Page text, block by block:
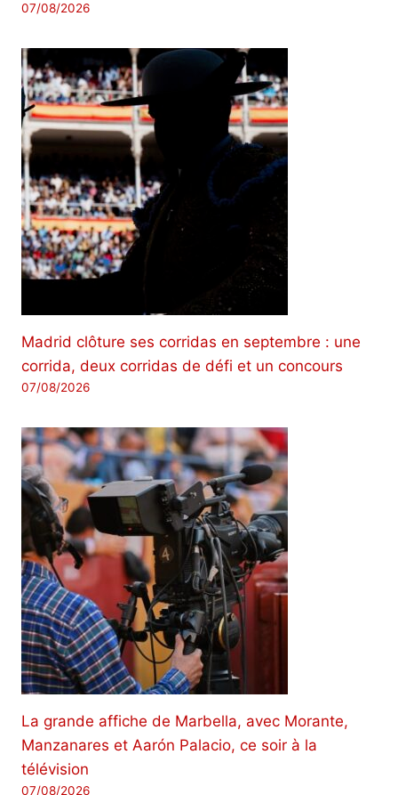
07/08/2026
Madrid clôture ses corridas en septembre : une
corrida, deux corridas de défi et un concours
07/08/2026
La grande affiche de Marbella, avec Morante,
Manzanares et Aarón Palacio, ce soir à la
télévision
07/08/2026